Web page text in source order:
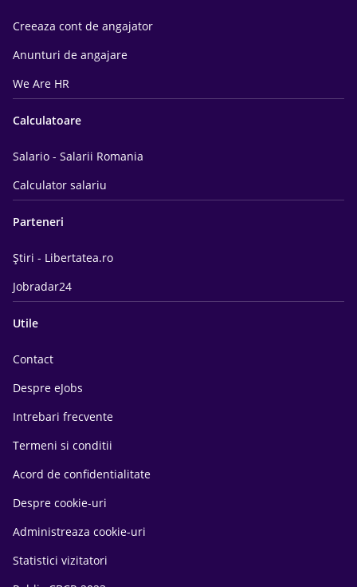
Creeaza cont de angajator
Anunturi de angajare
We Are HR
Calculatoare
Salario - Salarii Romania
Calculator salariu
Parteneri
Știri - Libertatea.ro
Jobradar24
Utile
Contact
Despre eJobs
Intrebari frecvente
Termeni si conditii
Acord de confidentialitate
Despre cookie-uri
Administreaza cookie-uri
Statistici vizitatori